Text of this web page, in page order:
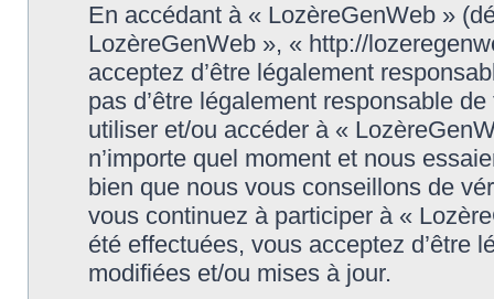
En accédant à « LozèreGenWeb »
LozèreGenWeb », « http://
acceptez d’être légalement
pas d’être légalement responsable
utiliser et/ou accéder à «
n’importe quel moment et nous
bien que nous vous conseillons de
vous continuez à participer à «
été effectuées, vous acceptez d’être
modifiées et/ou mises à jour.